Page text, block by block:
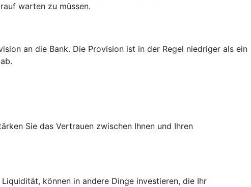
warten zu müssen.
an die Bank. Die Provision ist in der Regel niedriger als ein
Sie das Vertrauen zwischen Ihnen und Ihren
können in andere Dinge investieren, die Ihr